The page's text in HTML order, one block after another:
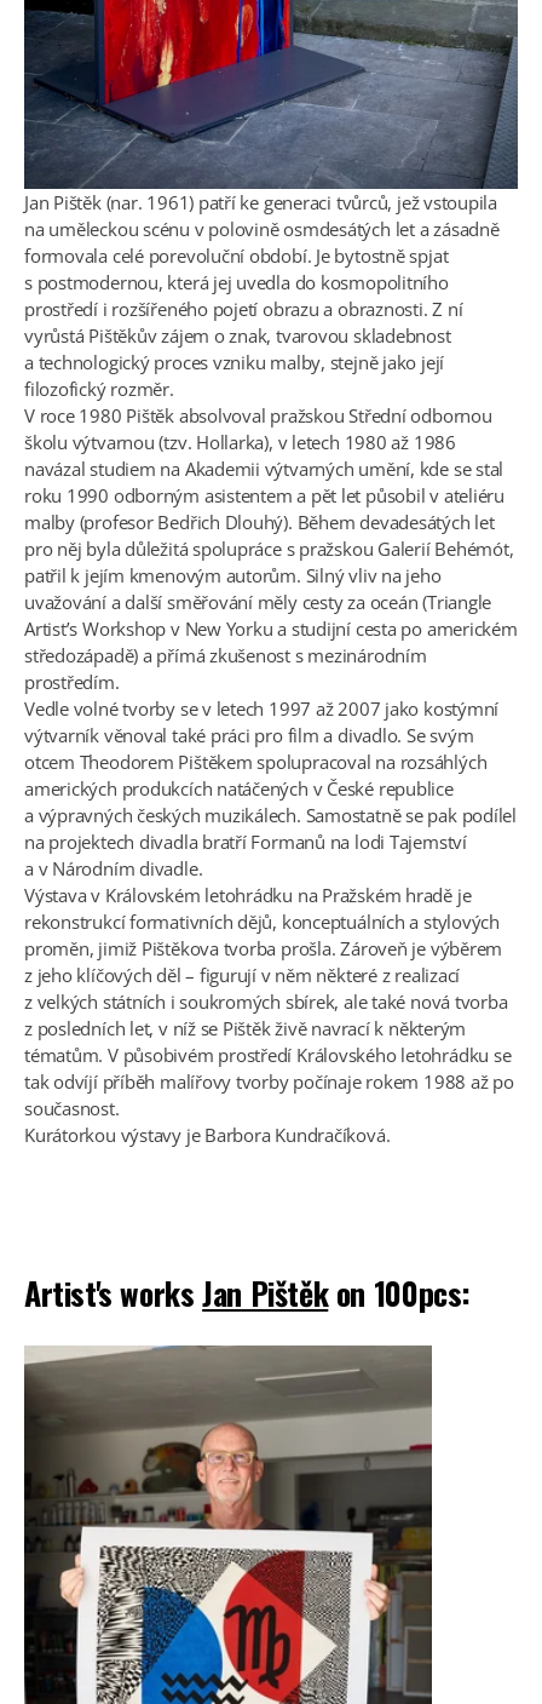
Jan Pištěk (nar. 1961) patří ke generaci tvůrců, jež vstoupila
na uměleckou scénu v polovině osmdesátých let a zásadně
formovala celé porevoluční období. Je bytostně spjat
s postmodernou, která jej uvedla do kosmopolitního
prostředí i rozšířeného pojetí obrazu a obraznosti. Z ní
vyrůstá Pištěkův zájem o znak, tvarovou skladebnost
a technologický proces vzniku malby, stejně jako její
filozofický rozměr.
V roce 1980 Pištěk absolvoval pražskou Střední odbornou
školu výtvarnou (tzv. Hollarka), v letech 1980 až 1986
navázal studiem na Akademii výtvarných umění, kde se stal
roku 1990 odborným asistentem a pět let působil v ateliéru
malby (profesor Bedřich Dlouhý). Během devadesátých let
pro něj byla důležitá spolupráce s pražskou Galerií Behémót,
patřil k jejím kmenovým autorům. Silný vliv na jeho
uvažování a další směřování měly cesty za oceán (Triangle
Artist’s Workshop v New Yorku a studijní cesta po americkém
středozápadě) a přímá zkušenost s mezinárodním
prostředím.
Vedle volné tvorby se v letech 1997 až 2007 jako kostýmní
výtvarník věnoval také práci pro film a divadlo. Se svým
otcem Theodorem Pištěkem spolupracoval na rozsáhlých
amerických produkcích natáčených v České republice
a výpravných českých muzikálech. Samostatně se pak podílel
na projektech divadla bratří Formanů na lodi Tajemství
a v Národním divadle.
Výstava v Královském letohrádku na Pražském hradě je
rekonstrukcí formativních dějů, konceptuálních a stylových
proměn, jimiž Pištěkova tvorba prošla. Zároveň je výběrem
z jeho klíčových děl – figurují v něm některé z realizací
z velkých státních i soukromých sbírek, ale také nová tvorba
z posledních let, v níž se Pištěk živě navrací k některým
tématům. V působivém prostředí Královského letohrádku se
tak odvíjí příběh malířovy tvorby počínaje rokem 1988 až po
současnost.
Kurátorkou výstavy je Barbora Kundračíková.
Artist's worksJan Pištěkon 100pcs: